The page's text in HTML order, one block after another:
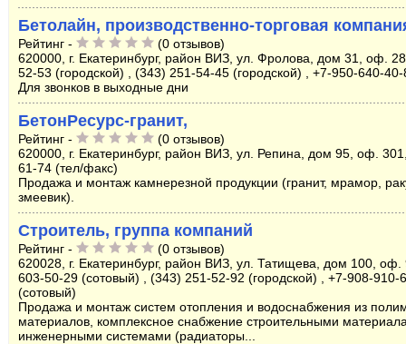
Бетолайн, производственно-торговая
Рейтинг -
(0 отзывов)
620000, г. Екатеринбург, район ВИЗ, ул. Фролова, дом 31, оф.
52-53 (городской) , (343) 251-54-45 (городской) , +7-950-640-
Для звонков в выходные дни
БетонРесурс-гранит,
Рейтинг -
(0 отзывов)
620000, г. Екатеринбург, район ВИЗ, ул. Репина, дом 95, оф.
61-74 (тел/факс)
Продажа и монтаж камнерезной продукции (гранит, мрамор,
змеевик).
Строитель, группа компаний
Рейтинг -
(0 отзывов)
620028, г. Екатеринбург, район ВИЗ, ул. Татищева, дом 100, оф.
603-50-29 (сотовый) , (343) 251-52-92 (городской) , +7-908-910-
(сотовый)
Продажа и монтаж систем отопления и водоснабжения из
материалов, комплексное снабжение строительными
инженерными системами (радиаторы...